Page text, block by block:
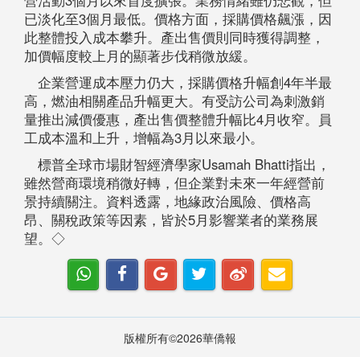
已淡化至3個月最低。價格方面，採購價格飆漲，因
此整體投入成本攀升。產出售價則同時獲得調整，
加價幅度較上月的顯著步伐稍微放緩。
企業營運成本壓力仍大，採購價格升幅創4年半最
高，燃油相關產品升幅更大。有受訪公司為刺激銷
量推出減價優惠，產出售價整體升幅比4月收窄。員
工成本溫和上升，增幅為3月以來最小。
標普全球市場財智經濟學家Usamah Bhatti指出，
雖然營商環境稍微好轉，但企業對未來一年經營前
景持續關注。資料透露，地緣政治風險、價格高
昂、關稅政策等因素，皆於5月影響業者的業務展
望。◇
版權所有©2026華僑報